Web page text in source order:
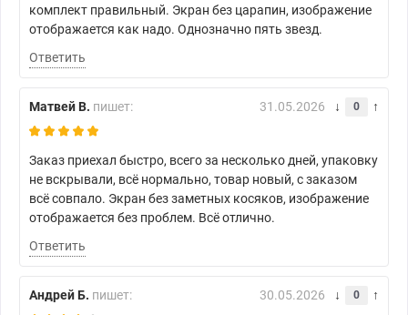
комплект правильный. Экран без царапин, изображение
отображается как надо. Однозначно пять звезд.
Ответить
Матвей В. пишет: 31.05.2026 0
Заказ приехал быстро, всего за несколько дней, упаковку
не вскрывали, всё нормально, товар новый, с заказом
всё совпало. Экран без заметных косяков, изображение
отображается без проблем. Всё отлично.
Ответить
Андрей Б. пишет: 30.05.2026 0